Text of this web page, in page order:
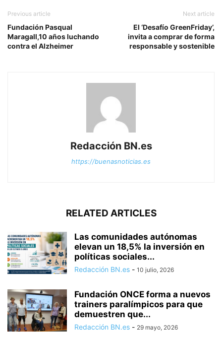
Previous article
Fundación Pasqual
Maragall,10 años luchando
contra el Alzheimer
Next article
El ‘Desafío GreenFriday’,
invita a comprar de forma
responsable y sostenible
Redacción BN.es
https://buenasnoticias.es
RELATED ARTICLES
Las comunidades autónomas
elevan un 18,5% la inversión en
políticas sociales...
Redacción BN.es - 10 julio, 2026
Fundación ONCE forma a nuevos
trainers paralímpicos para que
demuestren que...
Redacción BN.es - 29 mayo, 2026